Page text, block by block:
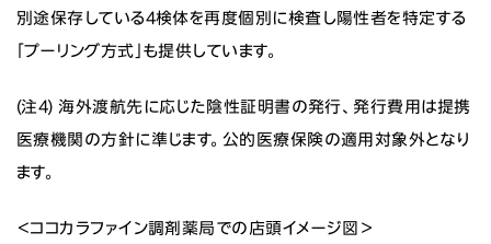
別途保存している4検体を再度個別に検査し陽性者を特定する
「プーリング方式」も提供しています。
(注4) 海外渡航先に応じた陰性証明書の発行、発行費用は提携
医療機関の方針に準じます。公的医療保険の適用対象外となり
ます。
＜ココカラファイン調剤薬局での店頭イメージ図＞